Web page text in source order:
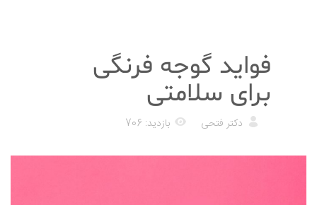
فواید گوجه فرنگی
برای سلامتی
دکتر فتحی بازدید: 706